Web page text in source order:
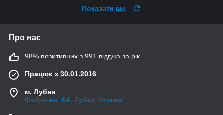
Показати ще
Про нас
98% позитивних з 991 відгука за рік
Працює з 30.01.2016
м. Лубни
Фабрична, 6А, Лубни, Україна